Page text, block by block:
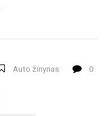
Auto žinynas 0